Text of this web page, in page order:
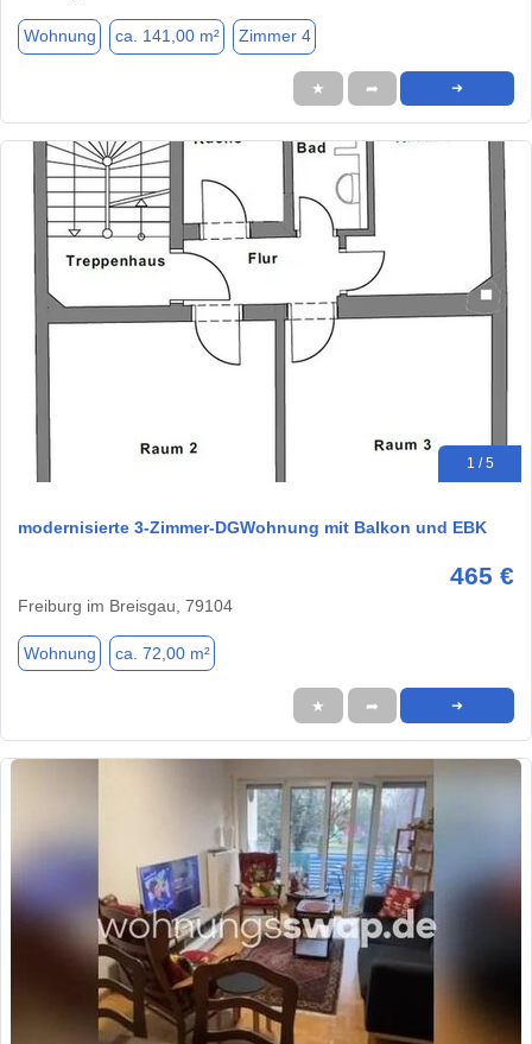
Wohnung ca. 141,00 m² Zimmer 4
★ ➦ ➜
1 / 5
modernisierte 3-Zimmer-DGWohnung mit Balkon und EBK
465 €
Freiburg im Breisgau, 79104
Wohnung ca. 72,00 m²
★ ➦ ➜